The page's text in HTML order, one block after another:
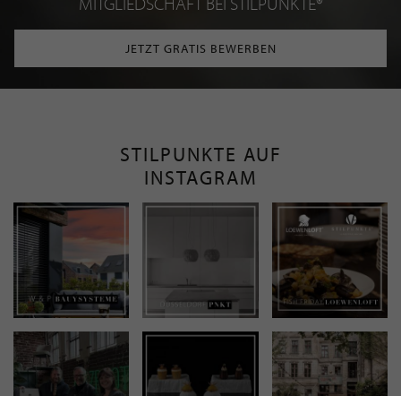
JETZT GRATIS BEWERBEN
STILPUNKTE AUF
INSTAGRAM